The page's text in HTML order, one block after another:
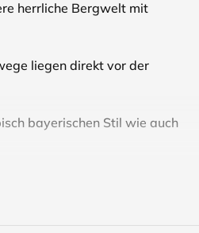
herrliche Bergwelt mit
liegen direkt vor der
bayerischen Stil wie auch